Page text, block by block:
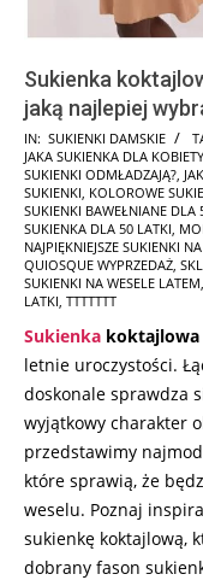
Sukienka
jaką najlepiej
2026-
05-
28
IN: SUKIENKI DAMSKIE
JAKA SUKIENKA DLA
SUKIENKI ODMŁADZAJĄ?,
SUKIENKI, KOLOROWE
SUKIENKI BAWEŁNIANE DLA
SUKIENKA DLA 50 LATKI,
NAJPIĘKNIEJSZE SUKIENKI
QUIOSQUE WYPRZEDAŻ,
SUKIENKI NA WESELE LATEM,
LATKI, TTTTTTT
Sukienka koktajlowa
letnie uroczystości.
doskonale sprawdza
wyjątkowy charakter
przedstawimy
które sprawią, że
weselu. Poznaj
sukienkę koktajlową,
dobrany fason